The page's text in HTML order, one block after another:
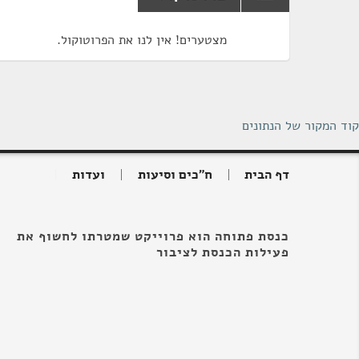
מצטערים! אין לנו את הפרוטוקול.
קוד המקור של הנתונים
דף הבית ח"כים וסיעות ועדות
כנסת פתוחה הוא פרוייקט שמטרתו לחשוף את
פעילות הכנסת לציבור